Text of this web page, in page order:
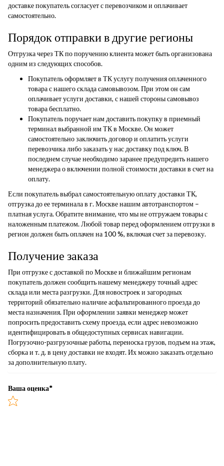
доставке покупатель согласует с перевозчиком и оплачивает
самостоятельно.
Порядок отправки в другие регионы
Отгрузка через ТК по поручению клиента может быть организована
одним из следующих способов.
Покупатель оформляет в ТК услугу получения оплаченного
товара с нашего склада самовывозом. При этом он сам
оплачивает услуги доставки, с нашей стороны самовывоз
товара бесплатно.
Покупатель поручает нам доставить покупку в приемный
терминал выбранной им ТК в Москве. Он может
самостоятельно заключить договор и оплатить услуги
перевозчика либо заказать у нас доставку под ключ. В
последнем случае необходимо заранее предупредить нашего
менеджера о включении полной стоимости доставки в счет на
оплату.
Если покупатель выбрал самостоятельную оплату доставки ТК,
отгрузка до ее терминала в г. Москве нашим автотранспортом –
платная услуга. Обратите внимание, что мы не отгружаем товары с
наложенным платежом. Любой товар перед оформлением отгрузки в
регион должен быть оплачен на 100 %, включая счет за перевозку.
Получение заказа
При отгрузке с доставкой по Москве и ближайшим регионам
покупатель должен сообщить нашему менеджеру точный адрес
склада или места разгрузки. Для новостроек и загородных
территорий обязательно наличие асфальтированного проезда до
места назначения. При оформлении заявки менеджер может
попросить предоставить схему проезда, если адрес невозможно
идентифицировать в общедоступных сервисах навигации.
Погрузочно-разгрузочные работы, переноска грузов, подъем на этаж,
сборка и т. д. в цену доставки не входят. Их можно заказать отдельно
за дополнительную плату.
Ваша оценка*